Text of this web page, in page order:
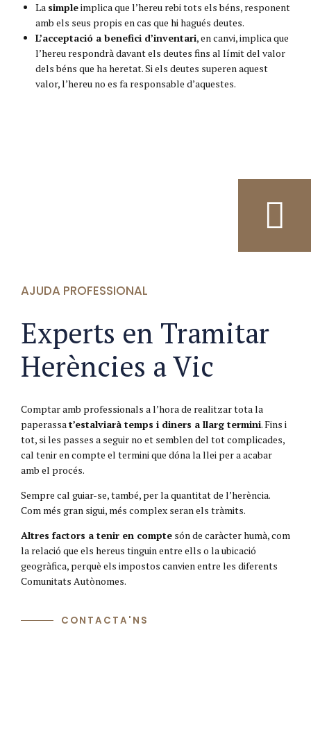
La simpleimplica que l’hereu rebi tots els béns, responent
amb els seus propis en cas que hi hagués deutes.
L’acceptació a benefici d’inventari, en canvi, implica que
l’hereu respondrà davant els deutes fins al límit del valor
dels béns que ha heretat. Si els deutes superen aquest
valor, l’hereu no es fa responsable d’aquestes.
AJUDA PROFESSIONAL
Experts en Tramitar
Herències a Vic
Comptar amb professionals a l’hora de realitzar tota la
paperassa t’estalviarà temps i diners a llarg termini. Fins i
tot, si les passes a seguir no et semblen del tot complicades,
cal tenir en compte el termini que dóna la llei per a acabar
amb el procés.
Sempre cal guiar-se, també, per la quantitat de l’herència.
Com més gran sigui, més complex seran els tràmits.
Altres factors a tenir en compte són de caràcter humà, com
la relació que els hereus tinguin entre ells o la ubicació
geogràfica, perquè els impostos canvien entre les diferents
Comunitats Autònomes.
CONTACTA'NS